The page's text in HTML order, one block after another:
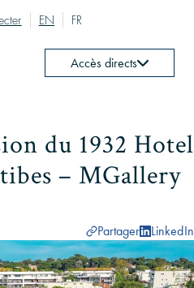
EN FR
Accès directs
du 1932 Hotel
– MGallery
Partager LinkedIn